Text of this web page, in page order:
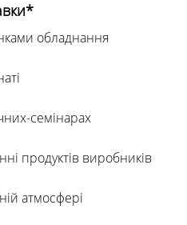
обладнання
семінарах
продуктів виробників
атмосфері